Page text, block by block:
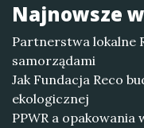
Najnowsze
Partnerstwa lokalne
samorządami
Jak Fundacja Reco
ekologicznej
PPWR a